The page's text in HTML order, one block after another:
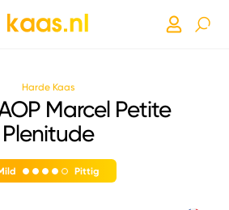
Harde Kaas
Marcel Petite
Plenitude
Pittig